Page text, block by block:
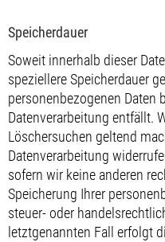
Speicherdauer
Soweit innerhalb dieser
speziellere Speicherdauer
personenbezogenen Daten
Datenverarbeitung entfällt.
Löschersuchen geltend
Datenverarbeitung
sofern wir keine anderen
Speicherung Ihrer
steuer- oder
letztgenannten Fall erfolgt